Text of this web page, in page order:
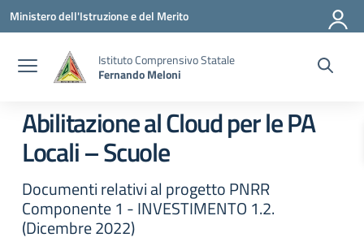
Vai ai contenuti
Vai al menu di navigazione
Vai al footer
Ministero dell'Istruzione e del Merito
Istituto Comprensivo Statale
Fernando Meloni
Abilitazione al Cloud per le PA
Locali – Scuole
Documenti relativi al progetto PNRR
Componente 1 - INVESTIMENTO 1.2.
(Dicembre 2022)